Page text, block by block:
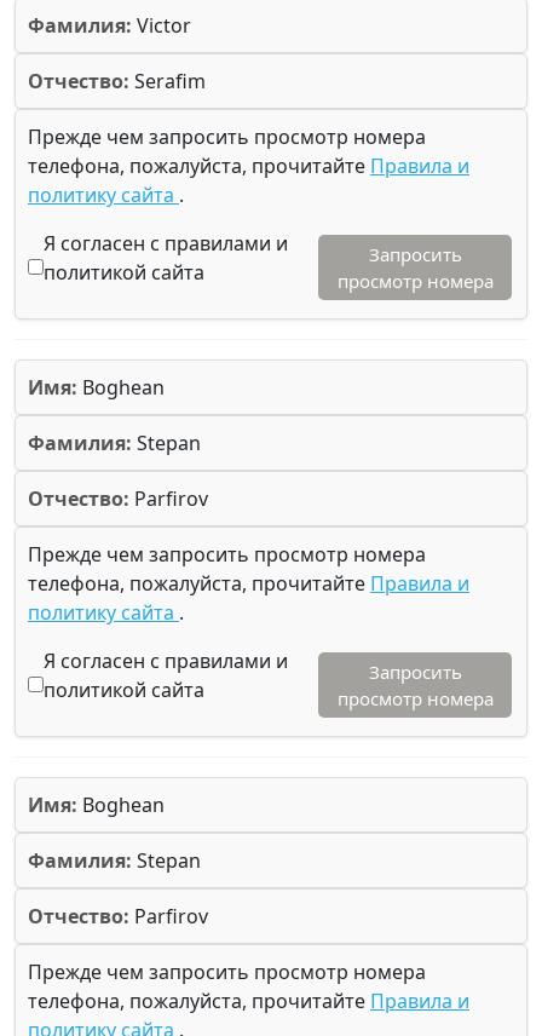
Фамилия: Victor
Отчество: Serafim
Прежде чем запросить просмотр номера
телефона, пожалуйста, прочитайте Правила и
политику сайта .
Я согласен с правилами и
политикой сайта
Запросить
просмотр номера
Имя: Boghean
Фамилия: Stepan
Отчество: Parfirov
Прежде чем запросить просмотр номера
телефона, пожалуйста, прочитайте Правила и
политику сайта .
Я согласен с правилами и
политикой сайта
Запросить
просмотр номера
Имя: Boghean
Фамилия: Stepan
Отчество: Parfirov
Прежде чем запросить просмотр номера
телефона, пожалуйста, прочитайте Правила и
политику сайта .